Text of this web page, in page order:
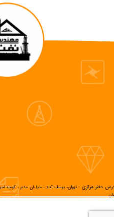
دفتر مرکزی :تهران، یوسف آباد ، خیابان مدبر ،
تمام حقوق این سایت متعلق به خانه مهندسی نفت